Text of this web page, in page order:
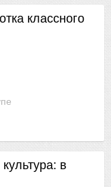
классного
в